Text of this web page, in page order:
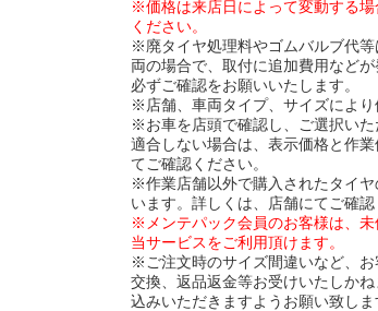
※価格は来店日によって変動する
ください。
※廃タイヤ処理料やゴムバルブ代
両の場合で、取付に追加費用など
必ずご確認をお願いいたします。
※店舗、車両タイプ、サイズにより
※お車を店頭で確認し、ご選択い
適合しない場合は、表示価格と作
てご確認ください。
※作業店舗以外で購入されたタイ
います。詳しくは、店舗にてご確認
※メンテパック会員のお客様は、
当サービスをご利用頂けます。
※ご注文時のサイズ間違いなど、
交換、返品返金等お受けいたしか
込みいただきますようお願い致しま